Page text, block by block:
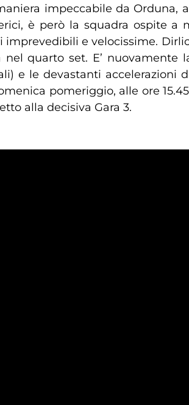
impeccabile da Orduna,
è però la squadra ospite a
imprevedibili e velocissime.
quarto set. E’ nuovamente
e le devastanti accelerazioni
pomeriggio, alle ore
alla decisiva Gara 3.